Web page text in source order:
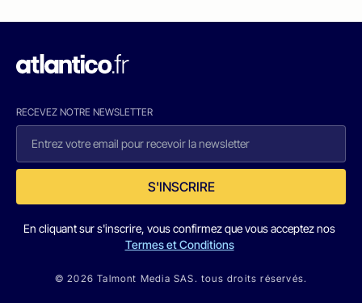
RECEVEZ NOTRE NEWSLETTER
S'INSCRIRE
En cliquant sur s'inscrire, vous confirmez que vous acceptez nos
Termes et Conditions
© 2026 Talmont Media SAS. tous droits réservés.